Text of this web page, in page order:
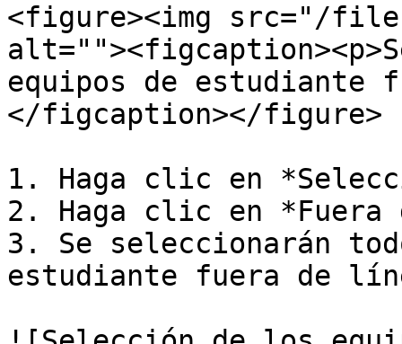
<figure><img src="/
equipos de estudiante
</figcaption></figure>
1. Haga clic en
2. Haga clic en *Fuera
3. Se seleccionarán
estudiante fuera de